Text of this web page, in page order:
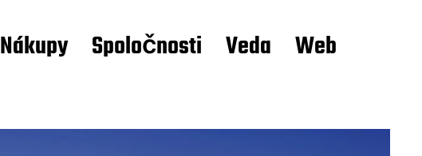
Nákupy Spoločnosti Veda
Web